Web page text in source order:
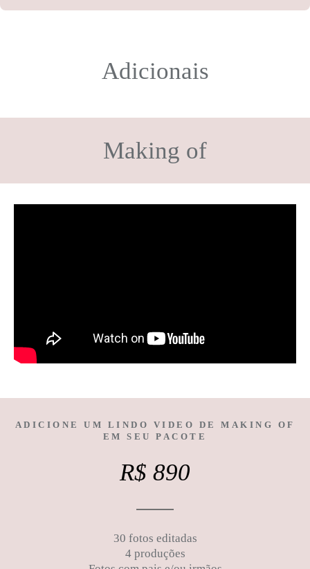
Adicionais
Making of
ADICIONE UM LINDO VIDEO DE MAKING OF
EM SEU PACOTE
R$ 890
30 fotos editadas
4 produções